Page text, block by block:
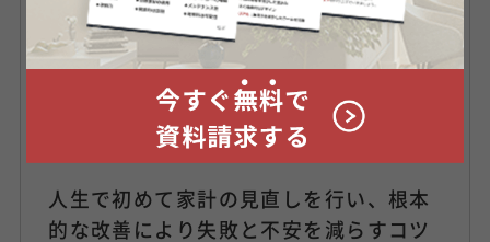
収入も顧客もゼロからのスタート。しか
も独立直前に結婚し住宅購入した為、返
済不安に陥り貯蓄が日々減っていく恐怖
人生で初めて家計の見直しを行い、根本
的な改善により失敗と不安を減らすコツ